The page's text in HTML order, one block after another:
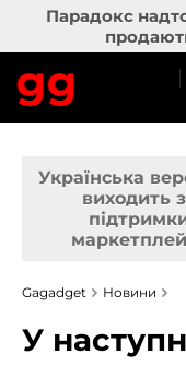
Парадокс
Українська
виходить
Gagadget Новини
У